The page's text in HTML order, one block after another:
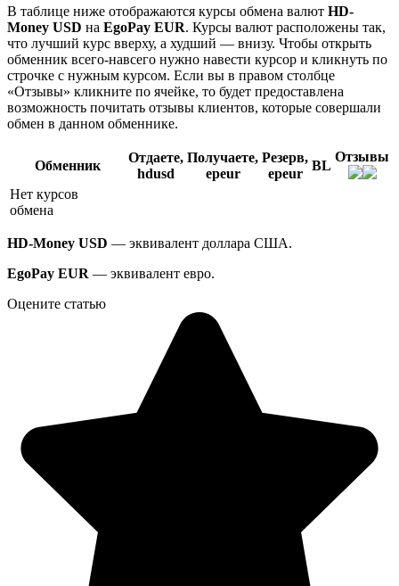
В таблице ниже отображаются курсы обмена валют HD-
Money USD на EgoPay EUR. Курсы валют расположены так,
что лучший курс вверху, а худший — внизу. Чтобы открыть
обменник всего-навсего нужно навести курсор и кликнуть по
строчке с нужным курсом. Если вы в правом столбце
«Отзывы» кликните по ячейке, то будет предоставлена
возможность почитать отзывы клиентов, которые совершали
обмен в данном обменнике.
Обменник
Отдаете,
hdusd
Получаете,
epeur
Резерв,
epeur
BL
Отзывы
Нет курсов
обмена
HD-Money USD — эквивалент доллара США.
EgoPay EUR — эквивалент евро.
Оцените статью